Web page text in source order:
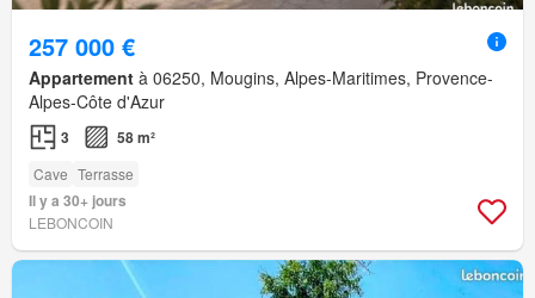
257 000 €
Appartement à 06250, Mougins, Alpes-Maritimes, Provence-
Alpes-Côte d'Azur
3 58 m²
Cave Terrasse
Il y a 30+ jours
LEBONCOIN